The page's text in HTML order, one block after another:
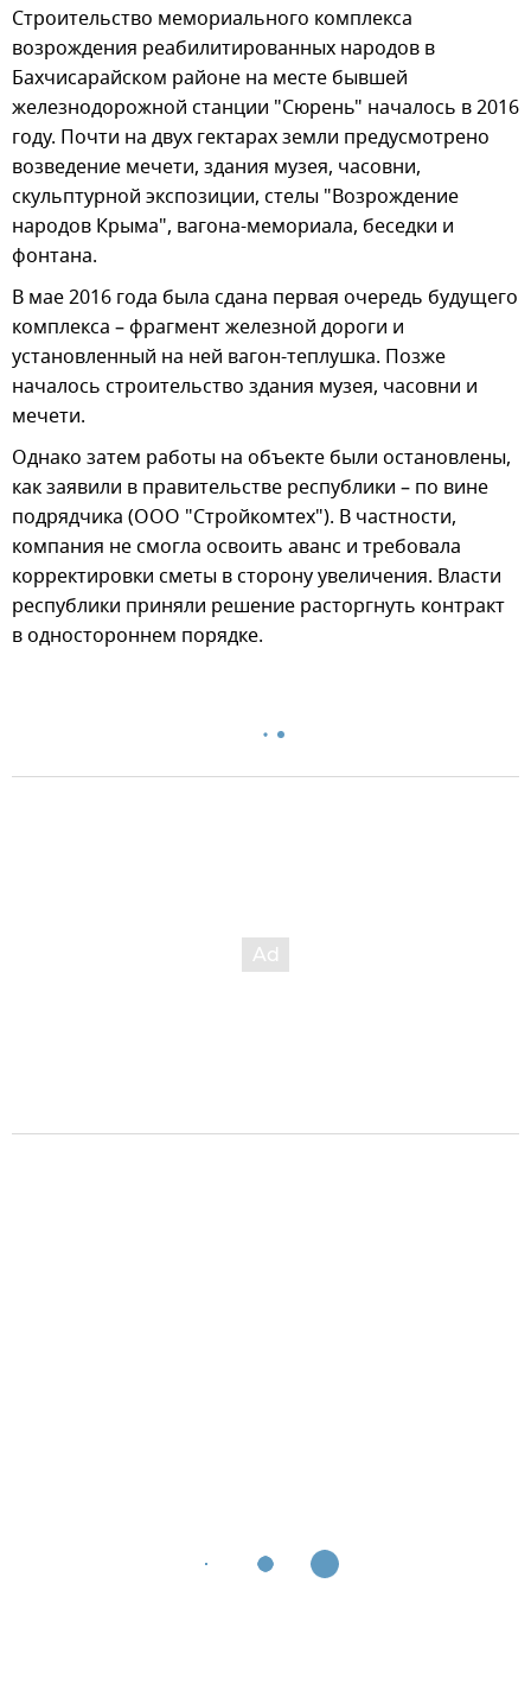
Строительство мемориального комплекса
возрождения реабилитированных народов в
Бахчисарайском районе на месте бывшей
железнодорожной станции "Сюрень" началось в 2016
году. Почти на двух гектарах земли предусмотрено
возведение мечети, здания музея, часовни,
скульптурной экспозиции, стелы "Возрождение
народов Крыма", вагона-мемориала, беседки и
фонтана.
В мае 2016 года была сдана первая очередь будущего
комплекса – фрагмент железной дороги и
установленный на ней вагон-теплушка. Позже
началось строительство здания музея, часовни и
мечети.
Однако затем работы на объекте были остановлены,
как заявили в правительстве республики – по вине
подрядчика (ООО "Стройкомтех"). В частности,
компания не смогла освоить аванс и требовала
корректировки сметы в сторону увеличения. Власти
республики приняли решение расторгнуть контракт
в одностороннем порядке.